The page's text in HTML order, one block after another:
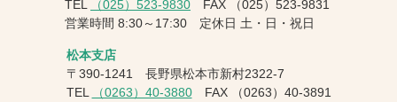
TEL
（025）523-9830 FAX
（025）523-9831
営業時間 8:30～17:30 定休日 土・日・祝日
松本支店
〒390-1241 長野県松本市新村2322-7
TEL
（0263）40-3880FAX
（0263）40-3891